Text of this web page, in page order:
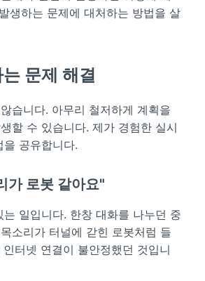
생하는 문제에 대처하는 방법을 살
문제 해결
습니다. 아무리 철저하게 계획을
할 수 있습니다. 제가 경험한 실시
공유합니다.
가 로봇 같아요"
일입니다. 한창 대화를 나누던 중
소리가 터널에 갇힌 로봇처럼 들
터넷 연결이 불안정했던 것입니